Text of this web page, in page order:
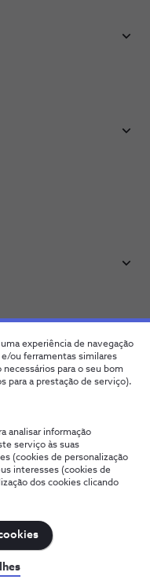
experiência de navegação
ou ferramentas similares
para o seu bom
para a prestação de serviço).
analisar informação
serviço às suas
(cookies de personalização
interesses (cookies de
dos cookies clicando
e Condições